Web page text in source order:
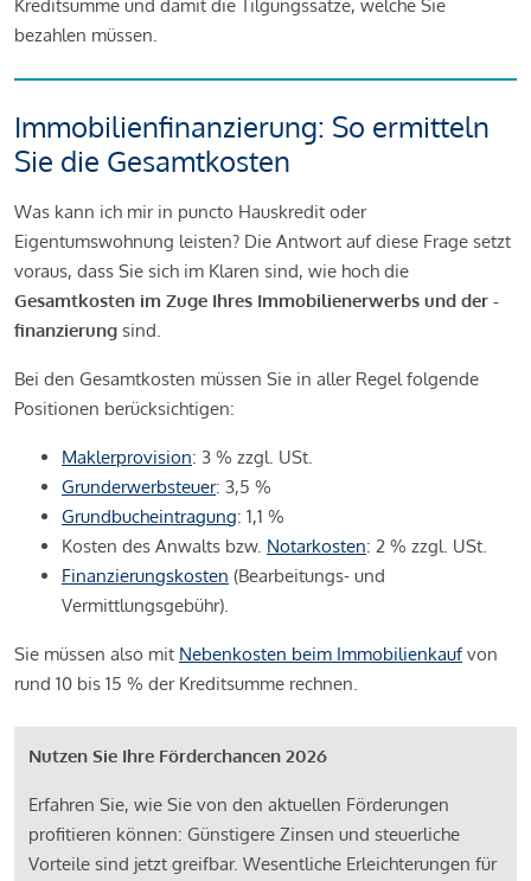
Kreditsumme und damit die Tilgungssätze, welche Sie
bezahlen müssen.
Immobilienfinanzierung: So ermitteln
Sie die Gesamtkosten
Was kann ich mir in puncto Hauskredit oder
Eigentumswohnung leisten? Die Antwort auf diese Frage setzt
voraus, dass Sie sich im Klaren sind, wie hoch die
Gesamtkosten im Zuge Ihres Immobilienerwerbs und der -
finanzierung sind.
Bei den Gesamtkosten müssen Sie in aller Regel folgende
Positionen berücksichtigen:
Maklerprovision: 3 % zzgl. USt.
Grunderwerbsteuer: 3,5 %
Grundbucheintragung: 1,1 %
Kosten des Anwalts bzw. Notarkosten: 2 % zzgl. USt.
Finanzierungskosten (Bearbeitungs- und
Vermittlungsgebühr).
Sie müssen also mit Nebenkosten beim Immobilienkaufvon
rund 10 bis 15 % der Kreditsumme rechnen.
Nutzen Sie Ihre Förderchancen 2026
Erfahren Sie, wie Sie von den aktuellen Förderungen
profitieren können: Günstigere Zinsen und steuerliche
Vorteile sind jetzt greifbar. Wesentliche Erleichterungen für